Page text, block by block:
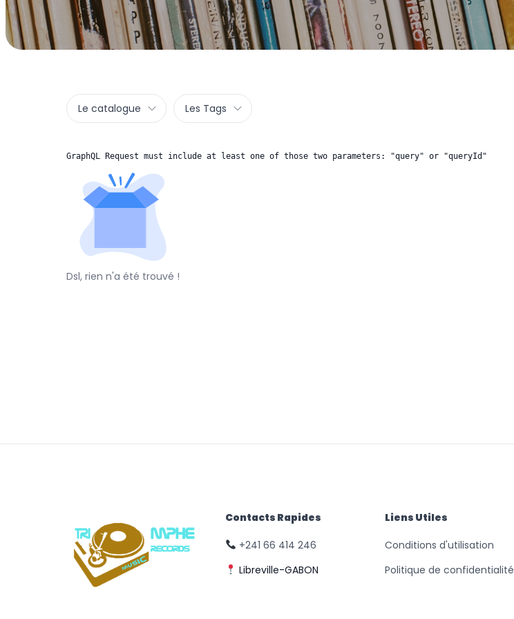
Le catalogue Les Tags
GraphQL Request must include at least one of those two parameters: "query" or "queryId"
Dsl, rien n'a été trouvé !
Contacts Rapides
+241 66 414 246
Libreville-GABON
Liens Utiles
Conditions d'utilisation
Politique de confidentialité